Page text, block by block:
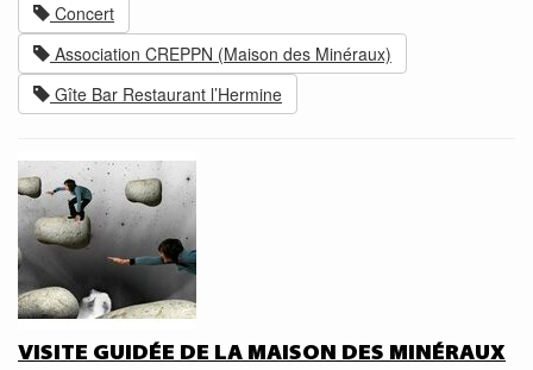
Concert
Association CREPPN (Maison des Minéraux)
Gîte Bar Restaurant l’Hermine
VISITE GUIDÉE DE LA MAISON DES MINÉRAUX